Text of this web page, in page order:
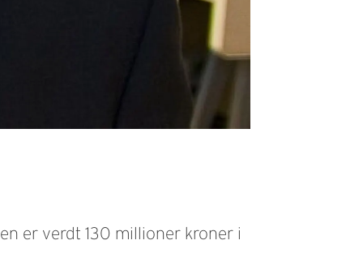
er verdt 130 millioner kroner i